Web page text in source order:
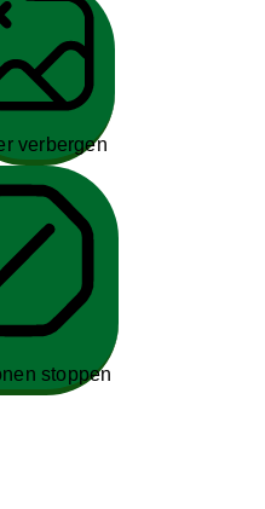
verbergen
stoppen